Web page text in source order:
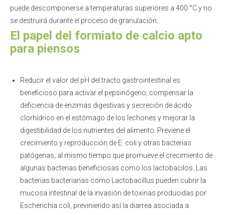
puede descomponerse a temperaturas superiores a 400 °C y no
se destruirá durante el proceso de granulación.
El papel del formiato de calcio apto
para piensos
Reducir el valor del pH del tracto gastrointestinal es
beneficioso para activar el pepsinógeno, compensar la
deficiencia de enzimas digestivas y secreción de ácido
clorhídrico en el estómago de los lechones y mejorar la
digestibilidad de los nutrientes del alimento. Previene el
crecimiento y reproducción de E. coli y otras bacterias
patógenas, al mismo tiempo que promueve el crecimiento de
algunas bacterias beneficiosas como los lactobacilos. Las
bacterias bacterianas como Lactobacillus pueden cubrir la
mucosa intestinal de la invasión de toxinas producidas por
Escherichia coli, previniendo así la diarrea asociada a